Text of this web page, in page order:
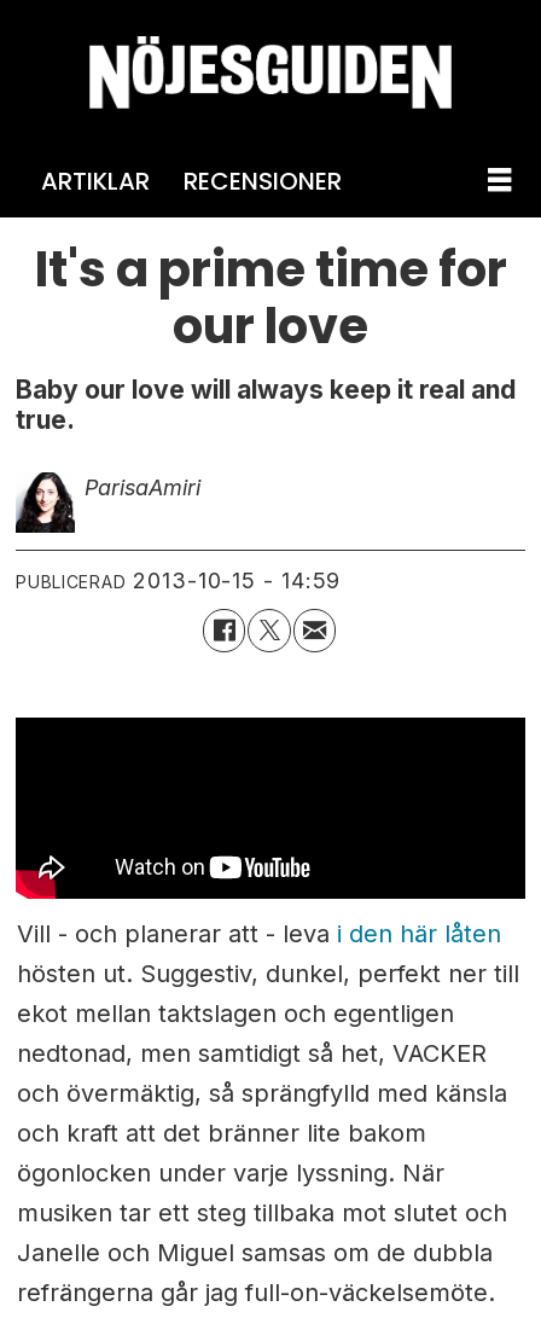
ARTIKLAR RECENSIONER
It's a prime time for
our love
Baby our love will always keep it real and
true.
ParisaAmiri
PUBLICERAD 2013-10-15 - 14:59
Vill - och planerar att - leva i den här låten
hösten ut. Suggestiv, dunkel, perfekt ner till
ekot mellan taktslagen och egentligen
nedtonad, men samtidigt så het, VACKER
och övermäktig, så sprängfylld med känsla
och kraft att det bränner lite bakom
ögonlocken under varje lyssning. När
musiken tar ett steg tillbaka mot slutet och
Janelle och Miguel samsas om de dubbla
refrängerna går jag full-on-väckelsemöte.